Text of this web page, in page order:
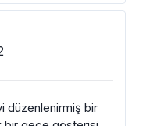
düzenlenirmiş bir